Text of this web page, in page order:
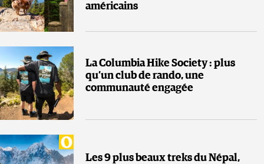
américains
La Columbia Hike Society : plus
qu’un club de rando, une
communauté engagée
Les 9 plus beaux treks du Népal,